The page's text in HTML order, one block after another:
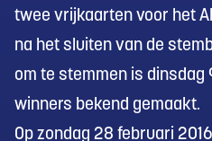
twee vrijkaarten voor het
na het sluiten van de
om te stemmen is dinsdag
winners bekend gemaakt.
Op zondag 28 februari